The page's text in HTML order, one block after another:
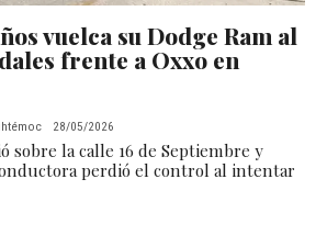
vuelca su Dodge Ram al
frente a Oxxo en
28/05/2026
sobre la calle 16 de Septiembre y
perdió el control al intentar